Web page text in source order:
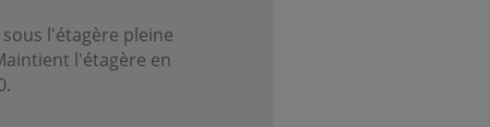
l'étagère pleine
l'étagère en